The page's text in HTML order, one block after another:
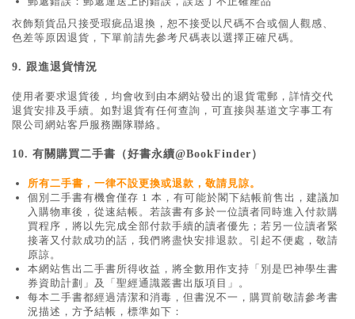
衣飾類貨品只接受瑕疵品退換，恕不接受以尺碼不合或個人觀感、
色差等原因退貨，下單前請先參考尺碼表以選擇正確尺碼。
9. 跟進退貨情況
使用者要求退貨後，均會收到由本網站發出的退貨電郵，詳情交代
退貨安排及手續。如對退貨有任何查詢，可直接與基道文字事工有
限公司網站客戶服務團隊聯絡。
10. 有關購買二手書（好書永續@BookFinder）
所有二手書，一律不設更換或退款，敬請見諒。
個別二手書有機會僅存 1 本，有可能於閣下結帳前售出，建議加
入購物車後，從速結帳。若該書有多於一位讀者同時進入付款購
買程序，將以先完成全部付款手續的讀者優先；若另一位讀者緊
接著又付款成功的話，我們將盡快安排退款。引起不便處，敬請
原諒。
本網站售出二手書所得收益，將全數用作支持「別是巴神學生書
券資助計劃」及「聖經通識叢書出版項目」。
每本二手書都經過清潔和消毒，但書況不一，購買前敬請參考書
況描述，方予結帳，標準如下：